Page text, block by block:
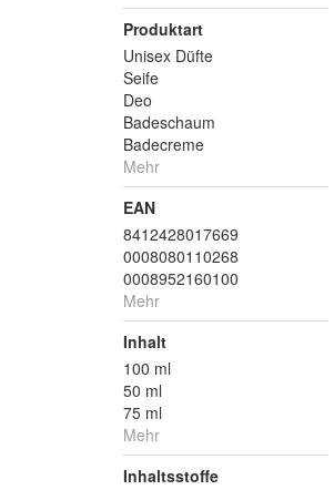
Produktart
Unisex Düfte
Seife
Deo
Badeschaum
Badecreme
Mehr
EAN
8412428017669
0008080110268
0008952160100
Mehr
Inhalt
100 ml
50 ml
75 ml
Mehr
Inhaltsstoffe